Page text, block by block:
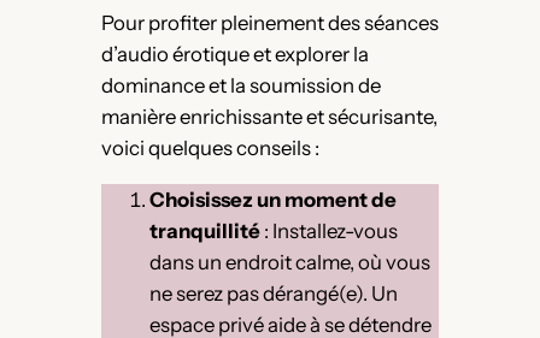
Pour profiter pleinement des séances
d’audio érotique et explorer la
dominance et la soumission de
manière enrichissante et sécurisante,
voici quelques conseils :
Choisissez un moment de
tranquillité: Installez-vous
dans un endroit calme, où vous
ne serez pas dérangé(e). Un
espace privé aide à se détendre